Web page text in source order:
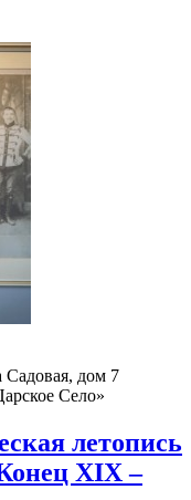
Садовая, дом 7
Село»
летопись
XIX –